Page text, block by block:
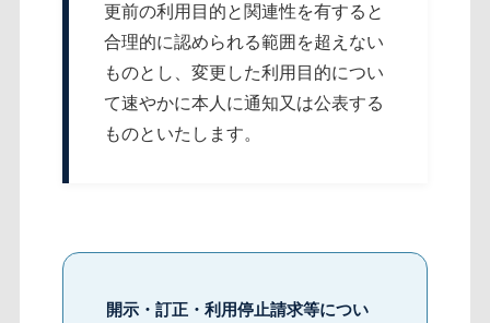
更前の利用目的と関連性を有すると
合理的に認められる範囲を超えない
ものとし、変更した利用目的につい
て速やかに本人に通知又は公表する
ものといたします。
開示・訂正・利用停止請求等につい